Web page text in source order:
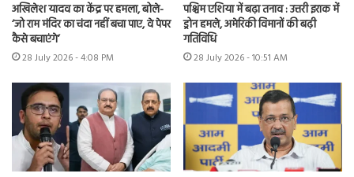
अखिलेश यादव का केंद्र पर हमला, बोले-
‘जो राम मंदिर का चंदा नहीं बचा पाए, वे पेपर
कैसे बचाएंगे’
28 July 2026 - 4:08 PM
पश्चिम एशिया में बढ़ा तनाव : उत्तरी इराक में
ड्रोन हमले, अमेरिकी विमानों की बढ़ी
गतिविधि
28 July 2026 - 10:51 AM